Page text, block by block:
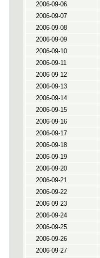
2006-09-06
2006-09-07
2006-09-08
2006-09-09
2006-09-10
2006-09-11
2006-09-12
2006-09-13
2006-09-14
2006-09-15
2006-09-16
2006-09-17
2006-09-18
2006-09-19
2006-09-20
2006-09-21
2006-09-22
2006-09-23
2006-09-24
2006-09-25
2006-09-26
2006-09-27